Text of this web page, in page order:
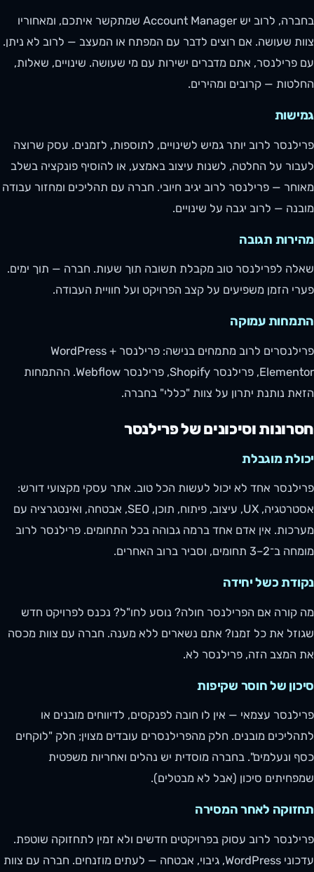
בחברה, לרוב יש Account Manager שמתקשר איתכם, ומאחוריו
צוות שעושה. אם רוצים לדבר עם המפתח או המעצב — לרוב לא ניתן.
עם פרילנסר, אתם מדברים ישירות עם מי שעושה. שינויים, שאלות,
החלטות — קרובים ומהירים.
גמישות
פרילנסר לרוב יותר גמיש לשינויים, לתוספות, לזמנים. עסק שרוצה
לעבור על החלטה, לשנות עיצוב באמצע, או להוסיף פונקציה בשלב
מאוחר — פרילנסר לרוב יגיב חיובי. חברה עם תהליכים ומחזור עבודה
מובנה — לרוב יגבה על שינויים.
מהירות תגובה
שאלה לפרילנסר טוב מקבלת תשובה תוך שעות. חברה — תוך ימים.
פערי הזמן משפיעים על קצב הפרויקט ועל חוויית העבודה.
התמחות עמוקה
פרילנסרים לרוב מתמחים בנישה: פרילנסר WordPress +
Elementor, פרילנסר Shopify, פרילנסר Webflow. ההתמחות
הזאת נותנת יתרון על צוות "כללי" בחברה.
חסרונות וסיכונים של פרילנסר
יכולת מוגבלת
פרילנסר אחד לא יכול לעשות הכל טוב. אתר עסקי מקצועי דורש:
אסטרטגיה, UX, עיצוב, פיתוח, תוכן, SEO, אבטחה, ואינטגרציה עם
מערכות. אין אדם אחד ברמה גבוהה בכל התחומים. פרילנסר לרוב
מומחה ב־2–3 תחומים, וסביר ברוב האחרים.
נקודת כשל יחידה
מה קורה אם הפרילנסר חולה? נוסע לחו"ל? נכנס לפרויקט חדש
שגוזל את כל זמנו? אתם נשארים ללא מענה. חברה עם צוות מכסה
את המצב הזה, פרילנסר לא.
סיכון של חוסר שקיפות
פרילנסר עצמאי — אין לו חובה לפנקסים, לדיווחים מובנים או
לתהליכים מובנים. חלק מהפרילנסרים עובדים מצוין; חלק "לוקחים
כסף ונעלמים". בחברה מוסדית יש נהלים ואחריות משפטית
שמפחיתים סיכון (אבל לא מבטלים).
תחזוקה לאחר המסירה
פרילנסר לרוב עסוק בפרויקטים חדשים ולא זמין לתחזוקה שוטפת.
עדכוני WordPress, גיבוי, אבטחה — לעתים מוזנחים. חברה עם צוות